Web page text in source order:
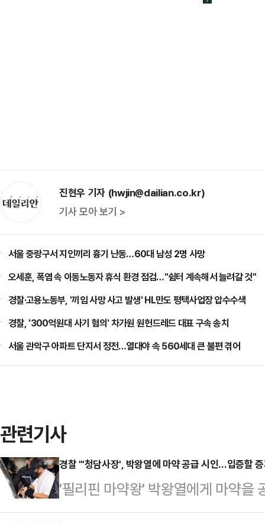
진현우 기자 (hwjin@dailian.co.kr)
기사 모아 보기 >
서울 중랑구서 지인끼리 흉기 난동…60대 남성 2명 사망
오세훈, 폭염 속 이동노동자 휴식 환경 점검…"쉼터 계속해서 늘려갈 것"
경찰·고용노동부, '끼임 사망 사고 발생' HL만도 평택사업장 압수수색
경찰, '300억원대 사기 혐의' 차가원 원헌드레드 대표 구속 송치
서울 관악구 아파트 단지서 정전…열대야 속 560세대 큰 불편 겪어
관련기사
경찰 "'청담사장', 박왕열에 마약 공급 시인…입증할
'필리핀 마약왕' 박왕열에게 마약을
최모(50)씨가 혐의를 시인한 것으